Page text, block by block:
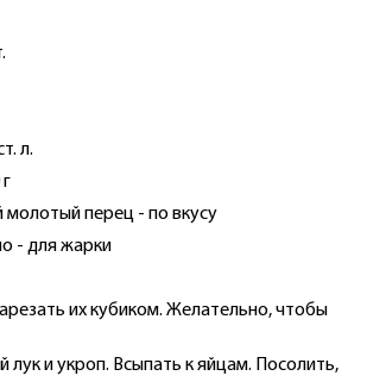
л.
молотый перец - по вкусу
- для жарки
их кубиком. Желательно, чтобы
лук и укроп. Всыпать к яйцам. Посолить,